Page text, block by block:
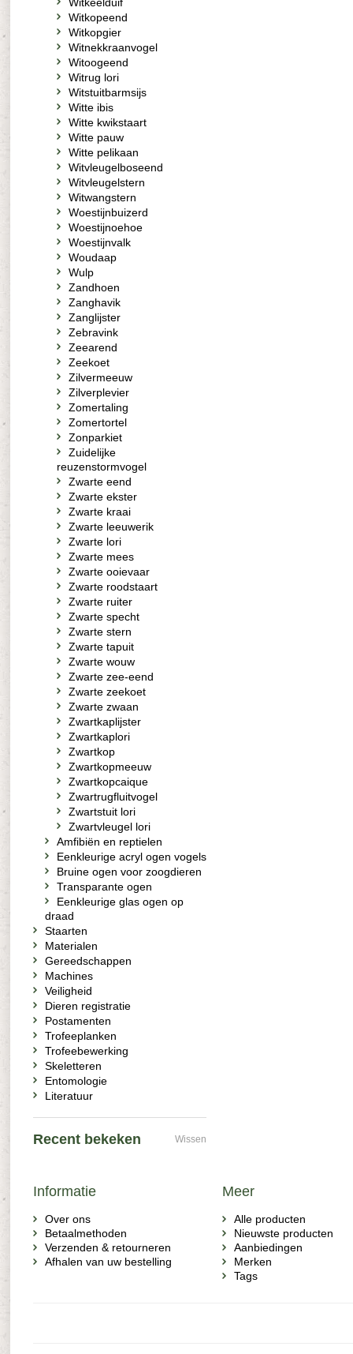
Witkopeend
Witkopgier
Witnekkraanvogel
Witoogeend
Witrug lori
Witstuitbarmsijs
Witte ibis
Witte kwikstaart
Witte pauw
Witte pelikaan
Witvleugelboseend
Witvleugelstern
Witwangstern
Woestijnbuizerd
Woestijnoehoe
Woestijnvalk
Woudaap
Wulp
Zandhoen
Zanghavik
Zanglijster
Zebravink
Zeearend
Zeekoet
Zilvermeeuw
Zilverplevier
Zomertaling
Zomertortel
Zonparkiet
Zuidelijke
reuzenstormvogel
Zwarte eend
Zwarte ekster
Zwarte kraai
Zwarte leeuwerik
Zwarte lori
Zwarte mees
Zwarte ooievaar
Zwarte roodstaart
Zwarte ruiter
Zwarte specht
Zwarte stern
Zwarte tapuit
Zwarte wouw
Zwarte zee-eend
Zwarte zeekoet
Zwarte zwaan
Zwartkaplijster
Zwartkaplori
Zwartkop
Zwartkopmeeuw
Zwartkopcaique
Zwartrugfluitvogel
Zwartstuit lori
Zwartvleugel lori
Amfibiën en reptielen
Eenkleurige acryl ogen vogels
Bruine ogen voor zoogdieren
Transparante ogen
Eenkleurige glas ogen op
draad
Staarten
Materialen
Gereedschappen
Machines
Veiligheid
Dieren registratie
Postamenten
Trofeeplanken
Trofeebewerking
Skeletteren
Entomologie
Literatuur
Recent bekeken Wissen
Informatie
Over ons
Betaalmethoden
Verzenden & retourneren
Afhalen van uw bestelling
Meer
Alle producten
Nieuwste producten
Aanbiedingen
Merken
Tags